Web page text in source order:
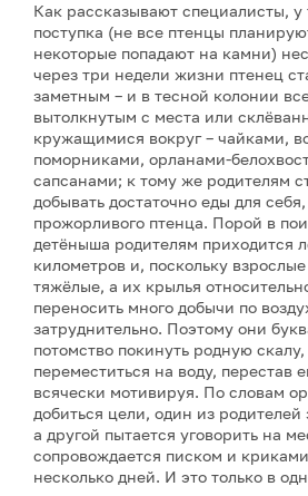
Как рассказывают специалисты, у
поступка (не все птенцы
некоторые попадают на камни)
через три недели жизни птенец
заметным – и в тесной колонии
вытолкнутым с места или
кружащимися вокруг – чайками,
поморниками, орланами-
сапсанами; к тому же родителям
добывать достаточно еды для
прожорливого птенца. Порой в
детёныша родителям приходится
километров и, поскольку
тяжёлые, а их крылья
переносить много добычи по
затруднительно. Поэтому они
потомство покинуть родную
переместиться на воду, перестав
всячески мотивируя. По словам
добиться цели, один из родителей
а другой пытается уговорить на
сопровождается писком и
несколько дней. И это только в